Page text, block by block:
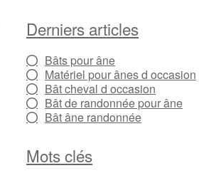
Derniers articles
Bâts pour âne
Matériel pour ânes d occasion
Bât cheval d occasion
Bât de randonnée pour âne
Bât âne randonnée
Mots clés